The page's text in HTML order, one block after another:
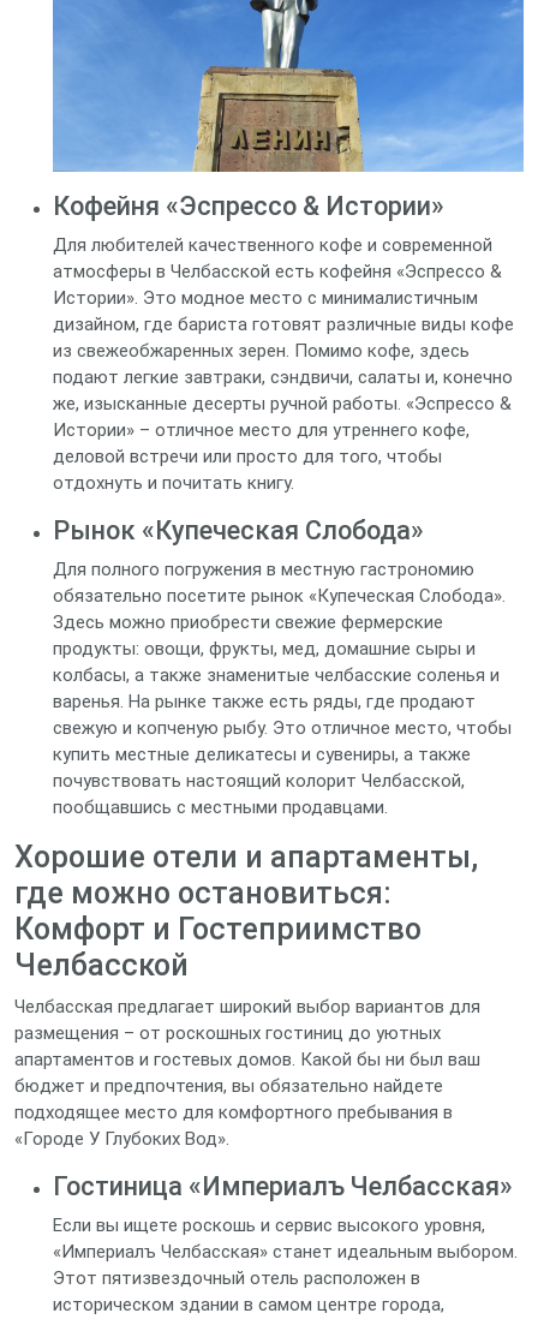
Кофейня «Эспрессо & Истории»
Для любителей качественного кофе и современной
атмосферы в Челбасской есть кофейня «Эспрессо &
Истории». Это модное место с минималистичным
дизайном, где бариста готовят различные виды кофе
из свежеобжаренных зерен. Помимо кофе, здесь
подают легкие завтраки, сэндвичи, салаты и, конечно
же, изысканные десерты ручной работы. «Эспрессо &
Истории» – отличное место для утреннего кофе,
деловой встречи или просто для того, чтобы
отдохнуть и почитать книгу.
Рынок «Купеческая Слобода»
Для полного погружения в местную гастрономию
обязательно посетите рынок «Купеческая Слобода».
Здесь можно приобрести свежие фермерские
продукты: овощи, фрукты, мед, домашние сыры и
колбасы, а также знаменитые челбасские соленья и
варенья. На рынке также есть ряды, где продают
свежую и копченую рыбу. Это отличное место, чтобы
купить местные деликатесы и сувениры, а также
почувствовать настоящий колорит Челбасской,
пообщавшись с местными продавцами.
Хорошие отели и апартаменты,
где можно остановиться:
Комфорт и Гостеприимство
Челбасской
Челбасская предлагает широкий выбор вариантов для
размещения – от роскошных гостиниц до уютных
апартаментов и гостевых домов. Какой бы ни был ваш
бюджет и предпочтения, вы обязательно найдете
подходящее место для комфортного пребывания в
«Городе У Глубоких Вод».
Гостиница «Империалъ Челбасская»
Если вы ищете роскошь и сервис высокого уровня,
«Империалъ Челбасская» станет идеальным выбором.
Этот пятизвездочный отель расположен в
историческом здании в самом центре города,